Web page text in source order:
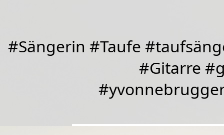
#Sängerin #Taufe
#Gitarre